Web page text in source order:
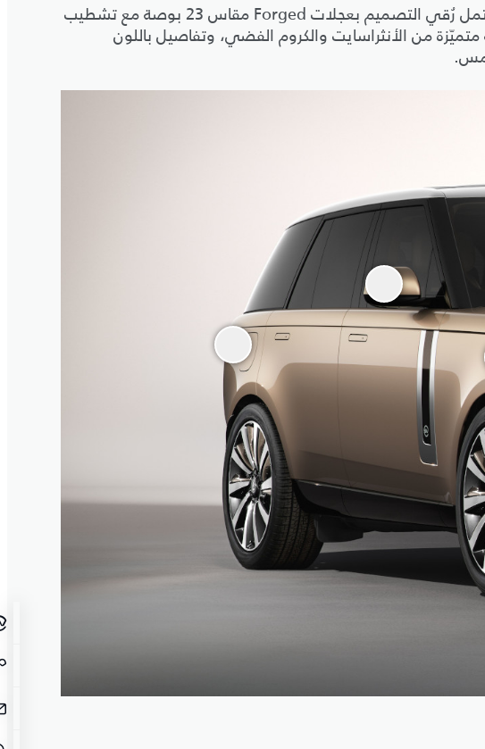
تأتي باللون الذهبي اللامع المُصمّم حسب الطلب مع سقف متابين باللون الأبيض والبيج اللؤلؤي، ويكتمل رُقي التصميم بعجلات Forged مقاس 23 بوصة مع تشطيب
متميّزة من الأنثراسايت والكروم الفضي، وتفاصيل باللون